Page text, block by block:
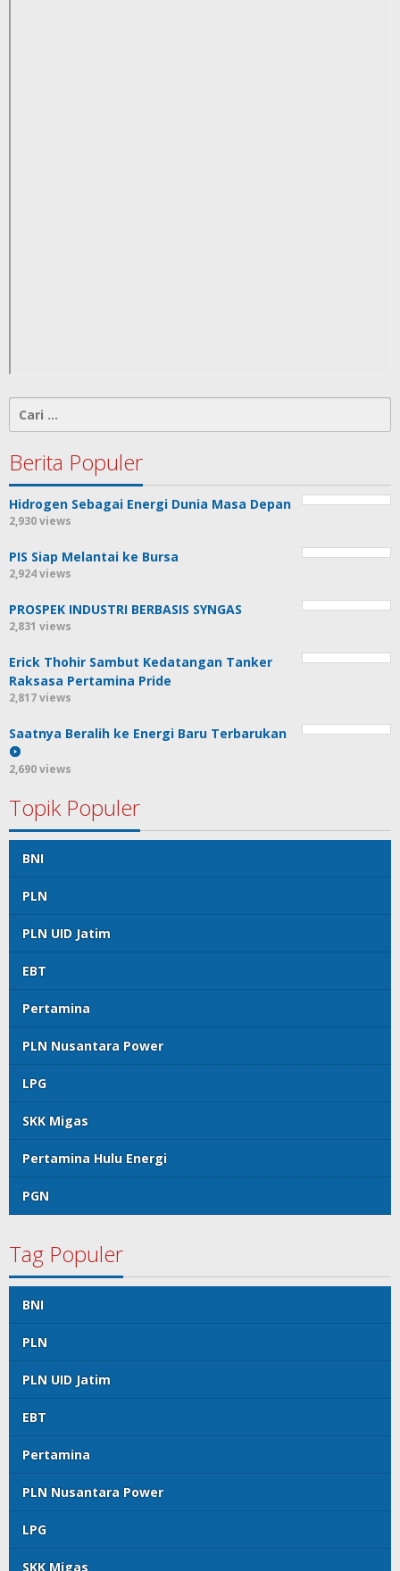
untuk:
Berita Populer
Hidrogen Sebagai Energi Dunia Masa Depan
2,930 views
PIS Siap Melantai ke Bursa
2,924 views
PROSPEK INDUSTRI BERBASIS SYNGAS
2,831 views
Erick Thohir Sambut Kedatangan Tanker
Raksasa Pertamina Pride
2,817 views
Saatnya Beralih ke Energi Baru Terbarukan
2,690 views
Topik Populer
BNI
PLN
PLN UID Jatim
EBT
Pertamina
PLN Nusantara Power
LPG
SKK Migas
Pertamina Hulu Energi
PGN
Tag Populer
BNI
PLN
PLN UID Jatim
EBT
Pertamina
PLN Nusantara Power
LPG
SKK Migas